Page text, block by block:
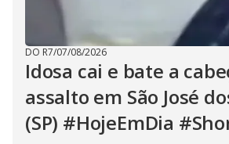
DO R7/07/08/2026
Idosa cai e bate a
assalto em São José
(SP) #HojeEmDia